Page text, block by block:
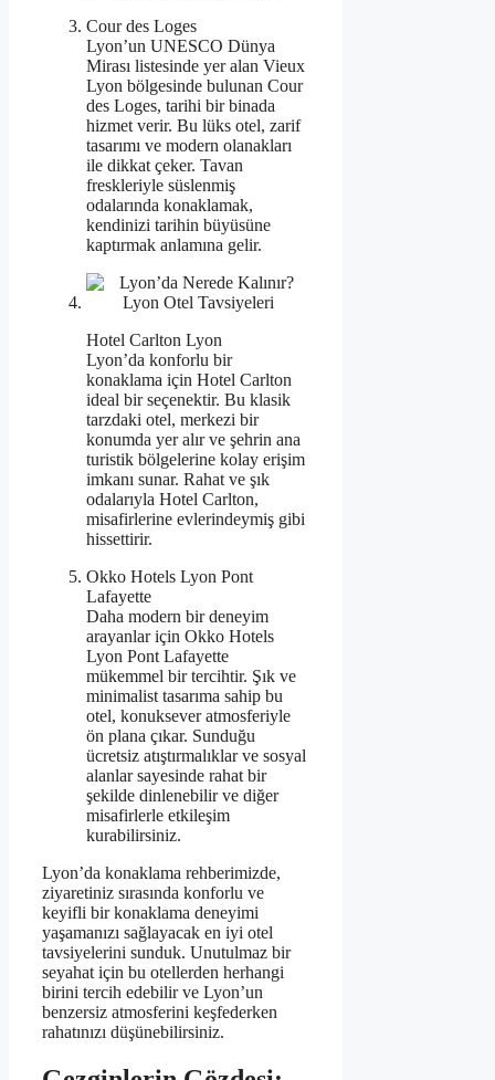
Cour des Loges
Lyon’un UNESCO Dünya
Mirası listesinde yer alan Vieux
Lyon bölgesinde bulunan Cour
des Loges, tarihi bir binada
hizmet verir. Bu lüks otel, zarif
tasarımı ve modern olanakları
ile dikkat çeker. Tavan
freskleriyle süslenmiş
odalarında konaklamak,
kendinizi tarihin büyüsüne
kaptırmak anlamına gelir.
Hotel Carlton Lyon
Lyon’da konforlu bir
konaklama için Hotel Carlton
ideal bir seçenektir. Bu klasik
tarzdaki otel, merkezi bir
konumda yer alır ve şehrin ana
turistik bölgelerine kolay erişim
imkanı sunar. Rahat ve şık
odalarıyla Hotel Carlton,
misafirlerine evlerindeymiş gibi
hissettirir.
Okko Hotels Lyon Pont
Lafayette
Daha modern bir deneyim
arayanlar için Okko Hotels
Lyon Pont Lafayette
mükemmel bir tercihtir. Şık ve
minimalist tasarıma sahip bu
otel, konuksever atmosferiyle
ön plana çıkar. Sunduğu
ücretsiz atıştırmalıklar ve sosyal
alanlar sayesinde rahat bir
şekilde dinlenebilir ve diğer
misafirlerle etkileşim
kurabilirsiniz.
Lyon’da konaklama rehberimizde,
ziyaretiniz sırasında konforlu ve
keyifli bir konaklama deneyimi
yaşamanızı sağlayacak en iyi otel
tavsiyelerini sunduk. Unutulmaz bir
seyahat için bu otellerden herhangi
birini tercih edebilir ve Lyon’un
benzersiz atmosferini keşfederken
rahatınızı düşünebilirsiniz.